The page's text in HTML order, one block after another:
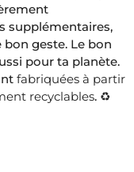
supplémentaires,
geste. Le bon
pour ta planète.
fabriquées à partir
recyclables. ♻️